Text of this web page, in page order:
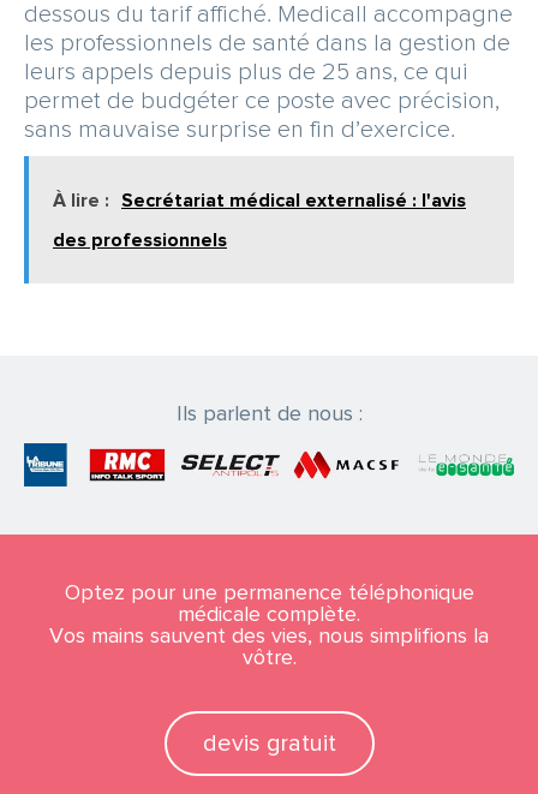
dessous du tarif affiché. Medicall accompagne
les professionnels de santé dans la gestion de
leurs appels depuis plus de 25 ans, ce qui
permet de budgéter ce poste avec précision,
sans mauvaise surprise en fin d’exercice.
À lire : Secrétariat médical externalisé : l'avis
des professionnels
Ils parlent de nous :
Optez pour une permanence téléphonique
médicale complète.
Vos mains sauvent des vies, nous simplifions la
vôtre.
devis gratuit